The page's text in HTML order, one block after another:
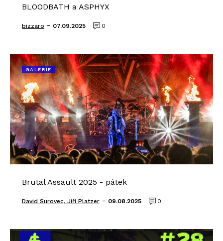
BLOODBATH a ASPHYX
bizzaro - 07.09.2025 0
GALERIE
Brutal Assault 2025 - pátek
David Surovec, Jiří Platzer - 09.08.2025 0